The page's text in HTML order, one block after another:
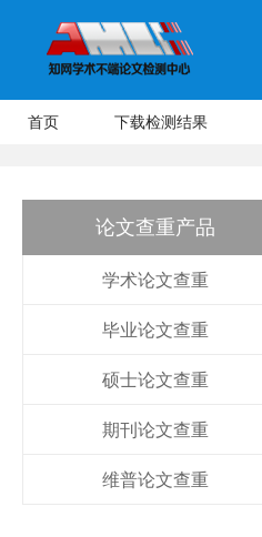
首页 下载检测结果
论文查重产品
学术论文查重
毕业论文查重
硕士论文查重
期刊论文查重
维普论文查重